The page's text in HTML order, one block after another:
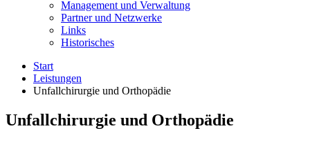
Management und Verwaltung
Partner und Netzwerke
Links
Historisches
Start
Leistungen
Unfallchirurgie und Orthopädie
Unfallchirurgie und Orthopädie